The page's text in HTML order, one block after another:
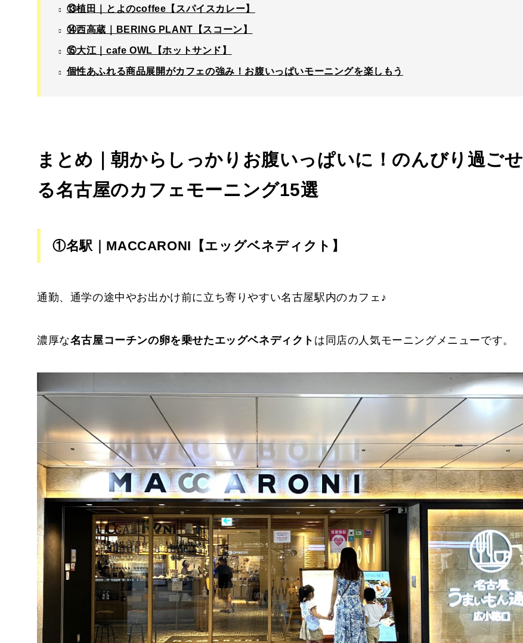
⑬植田｜とよのcoffee【スパイスカレー】
⑭西高蔵｜BERING PLANT【スコーン】
⑮大江｜cafe OWL【ホットサンド】
個性あふれる商品展開がカフェの強み！お腹いっぱいモーニングを楽しもう
まとめ｜朝からしっかりお腹いっぱいに！のんびり過ごせ
る名古屋のカフェモーニング15選
①名駅｜ MACCARONI 【エッグベネディクト】
通勤、通学の途中やお出かけ前に立ち寄りやすい名古屋駅内のカフェ♪
濃厚な名古屋コーチンの卵を乗せたエッグベネディクト は同店の人気モーニングメニューです。